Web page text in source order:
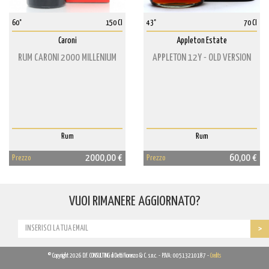
60° 150 Cl
Caroni
RUM CARONI 2000 MILLENIUM
Rum
Prezzo 2000,00 €
43° 70 Cl
Appleton Estate
APPLETON 12Y - OLD VERSION
Rum
Prezzo 60,00 €
VUOI RIMANERE AGGIORNATO?
© Copyright 2026 D.F. CONSULTING di Detti Fiorenzo & C. s.n.c. - P.IVA: 00513210187 - Credits